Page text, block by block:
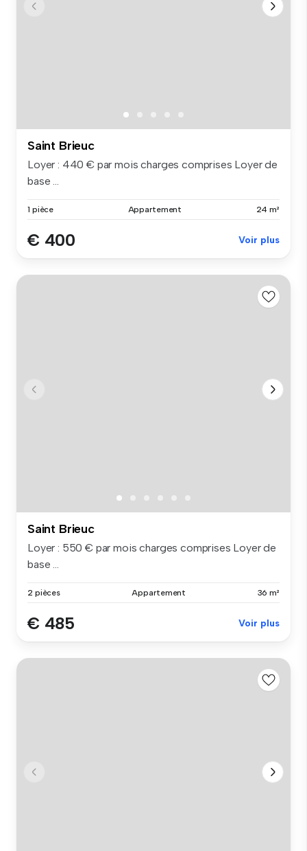
Saint Brieuc
Loyer : 440 € par mois charges comprises Loyer de
base ...
1 pièce Appartement 24 m²
€ 400 Voir plus
Saint Brieuc
Loyer : 550 € par mois charges comprises Loyer de
base ...
2 pièces Appartement 36 m²
€ 485 Voir plus